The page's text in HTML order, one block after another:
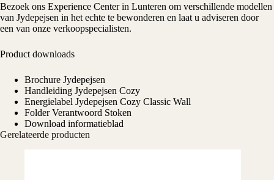
Bezoek ons Experience Centerin Lunteren om verschillende modellen
van Jydepejsen in het echte te bewonderen en laat u adviseren door
een van onze verkoopspecialisten.
Product downloads
Brochure Jydepejsen
Handleiding Jydepejsen Cozy
Energielabel Jydepejsen Cozy Classic Wall
Folder Verantwoord Stoken
Download informatieblad
Gerelateerde producten